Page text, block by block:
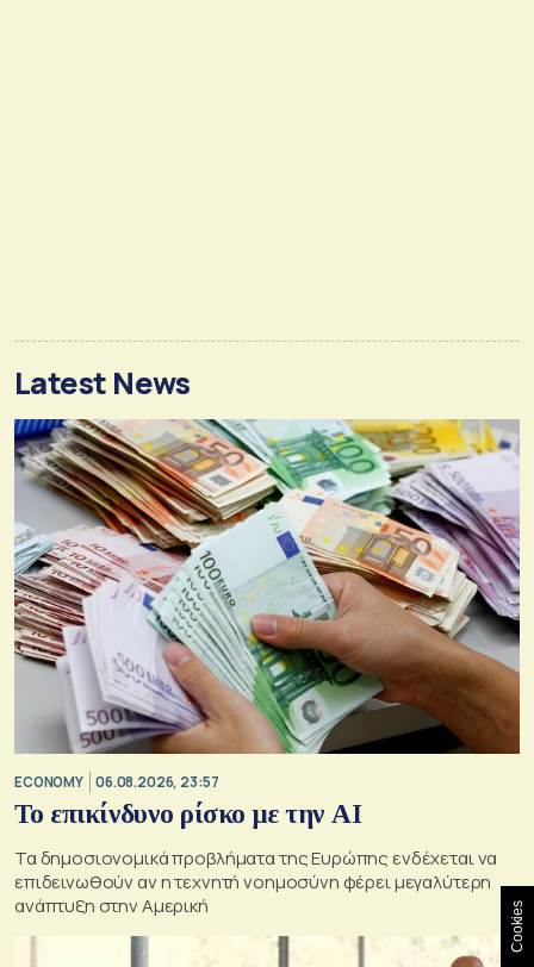
Latest News
ECONOMY 06.08.2026, 23:57
Το επικίνδυνο ρίσκο με την ΑΙ
Τα δημοσιονομικά προβλήματα της Ευρώπης ενδέχεται να
επιδεινωθούν αν η τεχνητή νοημοσύνη φέρει μεγαλύτερη
ανάπτυξη στην Αμερική
Cookies